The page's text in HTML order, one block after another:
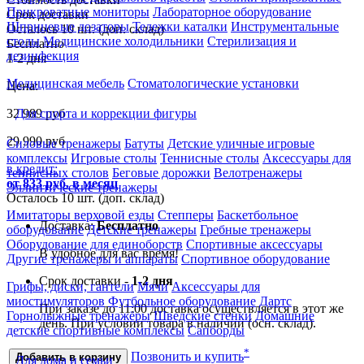
Прикроватные мониторы Лабораторное оборудование
Шприцевые дозаторы Тележки каталки Инструментальные
столы Медицинские холодильники Стерилизация и
дезинфекция
Медицинская мебель Стоматологические установки
Для спорта и коррекции фигуры
Силовые тренажеры Батуты Детские уличные игровые
комплексы Игровые столы Теннисные столы Аксессуары для
теннисных столов Беговые дорожки Велотренажеры
Эллиптические тренажеры
Имитаторы верховой езды Степперы Баскетбольное
оборудование Детские тренажеры Гребные тренажеры
Оборудование для единоборств Спортивные аксессуары
Другие тренажеры и аппараты Спортивное оборудование
Грифы, диски, гантели Мячи Аксессуары для
миостимуляторов Футбольное оборудование Дартс
Горнолыжные тренажёры Шведские стенки Домашние
детские спортивные комплексы Сапборды
Для дома и семьи
Срок доставки
Осталось 10 шт. (доп. склад)
Бесплатно
1-2 дня
Цена:
32 989руб
29 990руб
в кредит:
от 833 руб. в месяц
Осталось 10 шт. (доп. склад)
Доставка:Бесплатно
В удобное для вас время!
Срок доставки - 1-2 дня
При заказе до 11:00 доставка осуществляется в этот же
день. При условии товара в наличии (осн. склад).
Добавить в корзину Позвонить и купить*